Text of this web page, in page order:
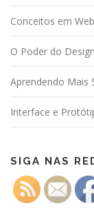
Conceitos em
O Poder do
Aprendendo Mais
Interface e
SIGA NAS